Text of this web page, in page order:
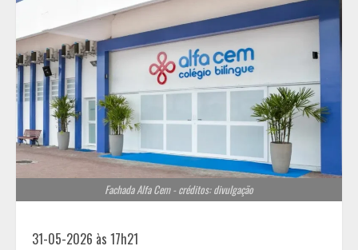
Fachada Alfa Cem - créditos: divulgação
31-05-2026 às 17h21